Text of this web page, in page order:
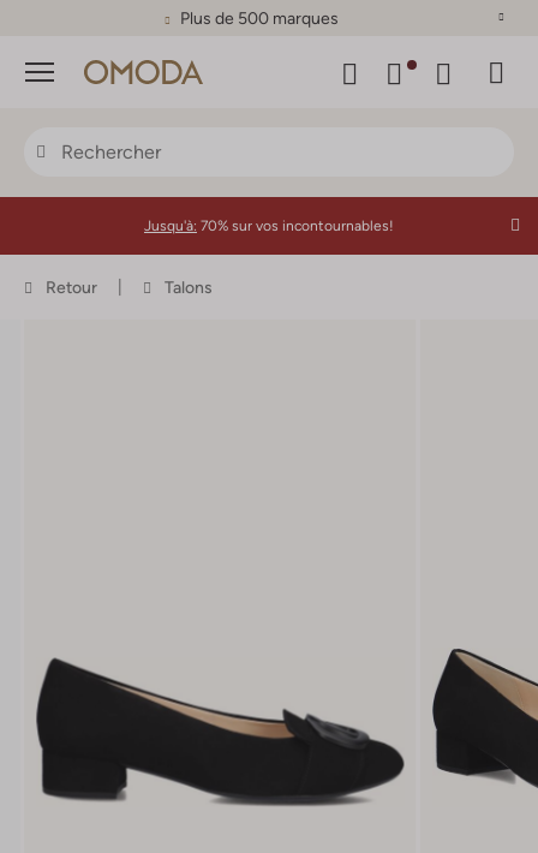
Plus de 500 marques
Menu
Jusqu'à: 70% sur vos incontournables!
Retour Talons